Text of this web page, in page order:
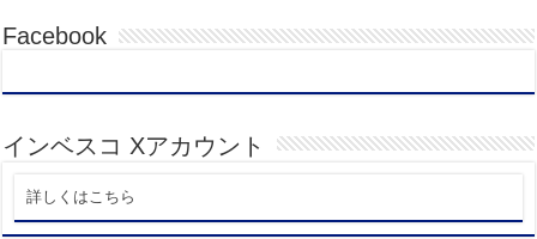
Facebook
インベスコ Xアカウント
詳しくはこちら